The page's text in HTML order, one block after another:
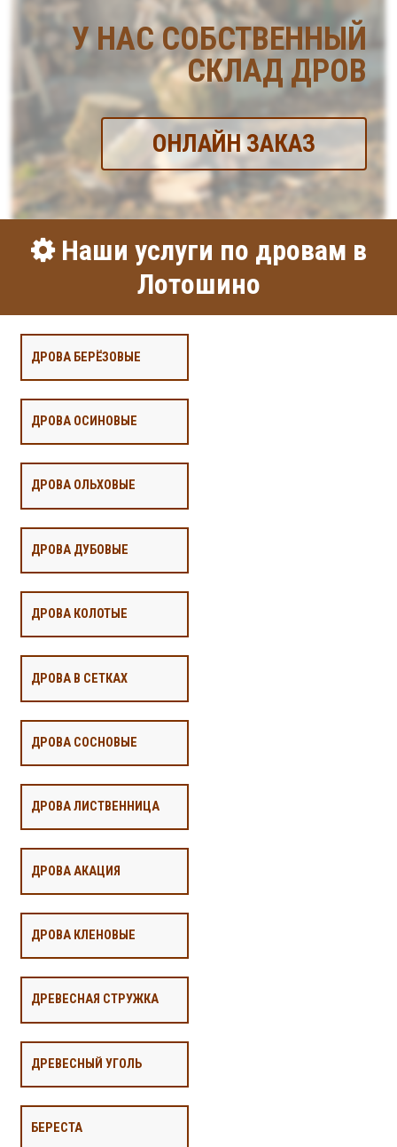
У НАС СОБСТВЕННЫЙ
СКЛАД ДРОВ
ОНЛАЙН ЗАКАЗ
Наши услуги по дровам в
Лотошино
ДРОВА БЕРЁЗОВЫЕ
ДРОВА ОСИНОВЫЕ
ДРОВА ОЛЬХОВЫЕ
ДРОВА ДУБОВЫЕ
ДРОВА КОЛОТЫЕ
ДРОВА В СЕТКАХ
ДРОВА СОСНОВЫЕ
ДРОВА ЛИСТВЕННИЦА
ДРОВА АКАЦИЯ
ДРОВА КЛЕНОВЫЕ
ДРЕВЕСНАЯ СТРУЖКА
ДРЕВЕСНЫЙ УГОЛЬ
БЕРЕСТА